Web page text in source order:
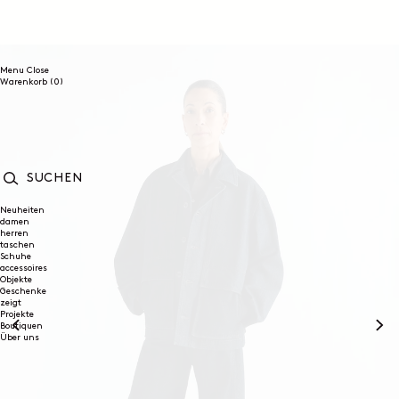
Menu Close
Warenkorb (0)
Neuheiten
damen
herren
taschen
Schuhe
accessoires
Objekte
Geschenke
zeigt
Projekte
Boutiquen
Über uns